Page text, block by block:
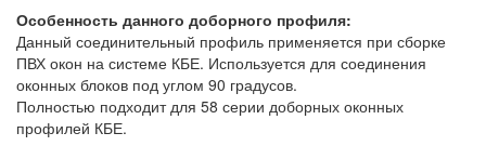
Особенность данного доборного профиля:
Данный соединительный профиль применяется при сборке
ПВХ окон на системе КБЕ. Используется для соединения
оконных блоков под углом 90 градусов.
Полностью подходит для 58 серии доборных оконных
профилей КБЕ.